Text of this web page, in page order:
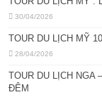
30/04/2026
TOUR DU LỊCH MỸ
28/04/2026
TOUR DU LỊCH NGA
ĐÊM